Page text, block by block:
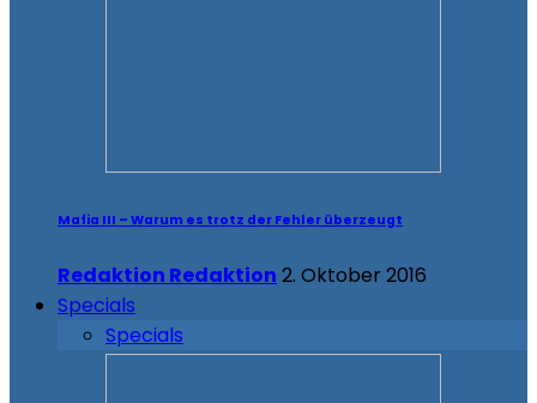
Mafia III – Warum es trotz der Fehler überzeugt
Redaktion Redaktion 2. Oktober 2016
Specials
Specials